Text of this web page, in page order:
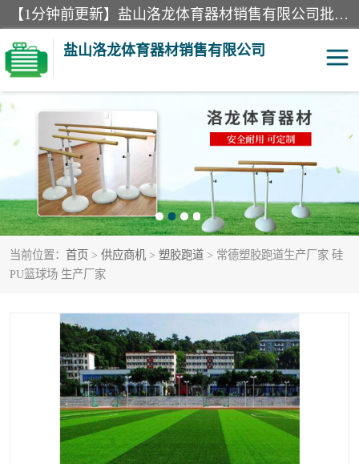
【1分钟前更新】盐山洛龙体育器材销售有限公司批量供应：300米障碍器材、400米障碍器材、部队训练器材、双杠、体操垫、舞蹈把杆等产品。盐山洛龙体育器材销售有限公司经过多年的发展，集研发，生产，销售，售后服务为一体. 奉行“质量，信誉，服务”的宗旨，以开拓创新的精神和真诚守信的态度积极进取。
盐山洛龙体育器材销售有限公司
当前位置： 首页 > 供应商机 > 塑胶跑道 > 常德塑胶跑道生产厂家 硅
PU篮球场 生产厂家
单双杠 舞蹈把杆
400米障碍器材 体操垫
300米障碍器材 攀爬架
塑胶跑道 400米障碍器材1